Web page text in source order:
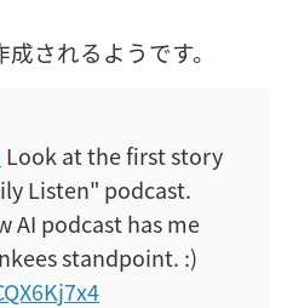
されるようです。
Look at the first story
Listen" podcast.
AI podcast has me
standpoint. :)